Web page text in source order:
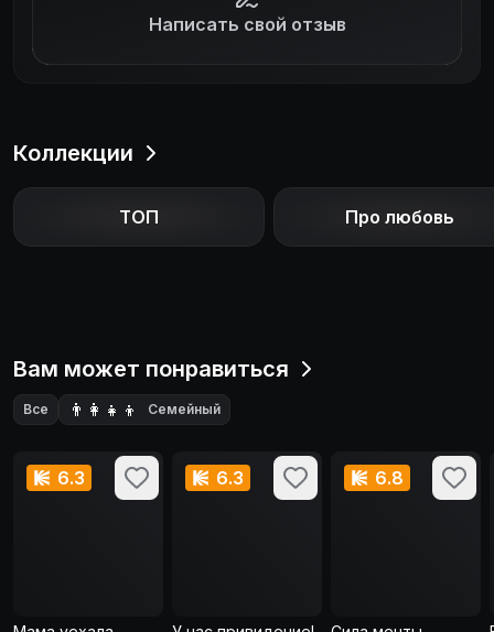
Написать свой отзыв
Коллекции
ТОП Про любовь
Вам может понравиться
Все 👨‍👩‍👧‍👦 Семейный
6.3 6.3 6.8